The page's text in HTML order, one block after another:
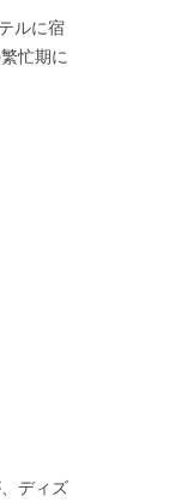
ルに宿
忙期に
ディズ